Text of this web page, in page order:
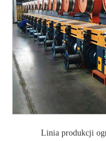
Linia produkcji